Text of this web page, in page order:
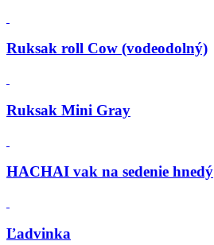
Ruksak roll Cow (vodeodolný)
Ruksak Mini Gray
HACHAI vak na sedenie hnedý
Ľadvinka